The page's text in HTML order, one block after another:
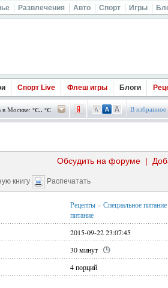
Развлечения Авто Спорт Игры
Спорт Live Флеш игры Блоги
Москве: °C.. °C В избранное
|
Обсудить на форуме
книгу Распечатать
Рецепты > Специальное питание
питание
2015-09-22 23:07:45
30 минут
4 порций